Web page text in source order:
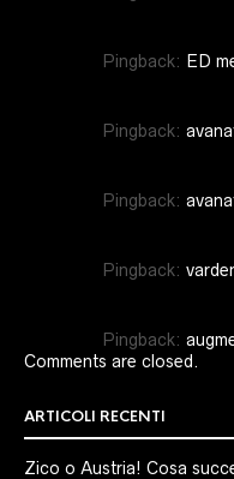
Pingback: ED
Pingback:
Pingback:
Pingback:
Pingback:
Comments are closed.
ARTICOLI RECENTI
Zico o Austria! Cosa